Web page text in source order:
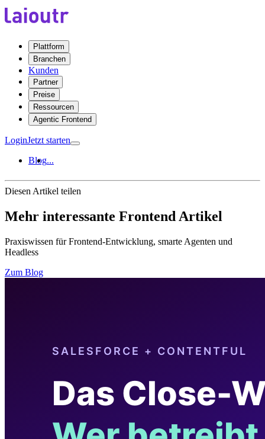
Plattform
Branchen
Kunden
Partner
Preise
Ressourcen
Agentic Frontend
LoginJetzt starten
Blog...
Diesen Artikel teilen
Mehr interessante Frontend Artikel
Praxiswissen für Frontend-Entwicklung, smarte Agenten und
Headless
Zum Blog